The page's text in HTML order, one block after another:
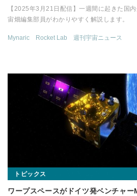
【2025年3月21日配信】一週間に起きた国
宙畑編集部員がわかりやすく解説します。
Mynaric Rocket Lab 週刊宇宙ニュース
トピックス
ワープスペースがドイツ発ベンチャ